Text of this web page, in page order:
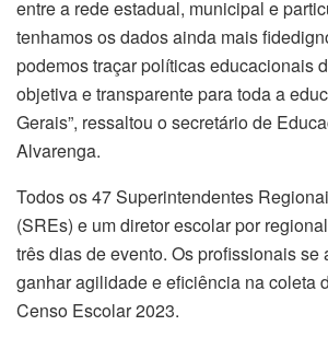
entre a rede estadual, municipal e
tenhamos os dados ainda mais
podemos traçar políticas educacionais
objetiva e transparente para toda a
Gerais”, ressaltou o secretário de
Alvarenga.
Todos os 47 Superintendentes
(SREs) e um diretor escolar por
três dias de evento. Os profissionais se
ganhar agilidade e eficiência na coleta
Censo Escolar 2023.